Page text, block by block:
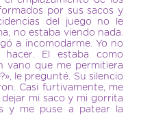
por sus sacos y
del juego no le
no estaba viendo nada.
a incomodarme. Yo no
El estaba como
vano que me permitiera
le pregunté. Su silencio
Casi furtivamente, me
mi saco y mi gorrita
y me puse a patear la